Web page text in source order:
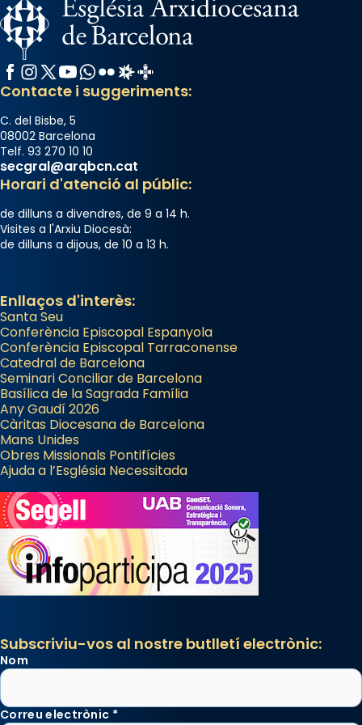
Facebook
Instagram
X / Twitter
YouTube
WhatsApp
FlickrRadio Estel
Catalunya Cristiana
Contacte i suggeriments:
C. del Bisbe, 5
08002 Barcelona
Telf. 93 270 10 10
secgral@arqbcn.cat
Horari d'atenció al públic:
de dilluns a divendres, de 9 a 14 h.
Visites a l'Arxiu Diocesà:
de dilluns a dijous, de 10 a 13 h.
Enllaços d'interès:
Santa Seu
Conferència Episcopal Espanyola
Conferència Episcopal Tarraconense
Catedral de Barcelona
Seminari Conciliar de Barcelona
Basílica de la Sagrada Família
Any Gaudí 2026
Càritas Diocesana de Barcelona
Mans Unides
Obres Missionals Pontifícies
Ajuda a l’Església Necessitada
Subscriviu-vos al nostre butlletí electrònic:
Nom
Correu electrònic *